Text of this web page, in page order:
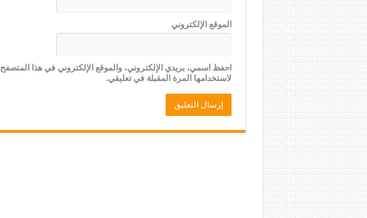
الموقع الإلكتروني
احفظ اسمي، بريدي الإلكتروني، والموقع الإلكتروني في هذا المتصفح
لاستخدامها المرة المقبلة في تعليقي.